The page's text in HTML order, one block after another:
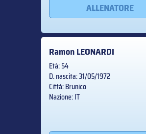
ALLENATORE
RamonLEONARDI
Età: 54
D. nascita: 31/05/1972
Città: Brunico
Nazione: IT